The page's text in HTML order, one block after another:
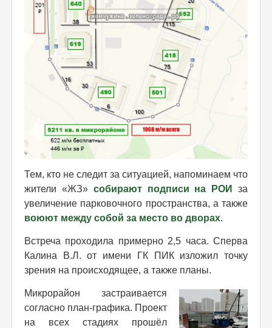
Тем, кто не следит за ситуацией, напоминаем что
жители «ЖЗ» собирают подписи на РОИ
за
увеличение парковочного пространства, а также
воюют между собой за место во дворах.
Встреча проходила примерно 2,5 часа. Сперва
Калина В.Л. от имени ГК ПИК изложил точку
зрения на происходящее, а также планы.
Микрорайон застраивается
согласно план-графика. Проект
на всех стадиях прошёл